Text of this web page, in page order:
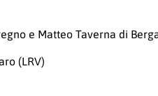
e Matteo Taverna di
(LRV)